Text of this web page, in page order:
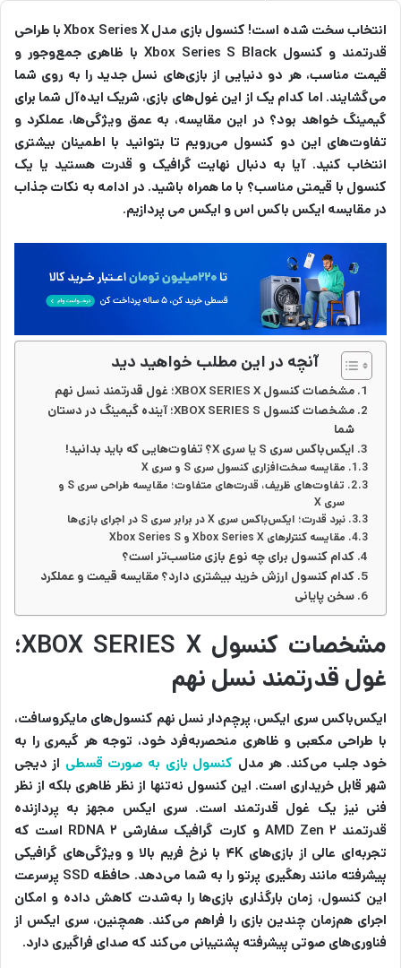
انتخاب سخت شده است! کنسول بازی مدل Xbox Series X با طراحی
قدرتمند و کنسول Xbox Series S Black با ظاهری جمع‌وجور و
قیمت مناسب، هر دو دنیایی از بازی‌های نسل جدید را به روی شما
می‌گشایند. اما کدام یک از این غول‌های بازی، شریک ایده‌آل شما برای
گیمینگ خواهد بود؟ در این مقایسه، به عمق ویژگی‌ها، عملکرد و
تفاوت‌های این دو کنسول می‌رویم تا بتوانید با اطمینان بیشتری
انتخاب کنید. آیا به دنبال نهایت گرافیک و قدرت هستید یا یک
کنسول با قیمتی مناسب؟ با ما همراه باشید. در ادامه به نکات جذاب
در مقایسه ایکس باکس اس و ایکس می پردازیم.
آنچه در این مطلب خواهید دید
مشخصات کنسول XBOX SERIES X؛ غول قدرتمند نسل نهم
مشخصات کنسول XBOX SERIES S؛ آینده گیمینگ در دستان
شما
ایکس‌باکس سری S یا سری X؟ تفاوت‌هایی که باید بدانید!
مقایسه سخت‌افزاری کنسول سری S و سری X
تفاوت‌های ظریف، قدرت‌های متفاوت؛ مقایسه طراحی سری S و
سری X
نبرد قدرت؛ ایکس‌باکس سری X در برابر سری S در اجرای بازی‌ها
مقایسه کنترلرهای Xbox Series X و Xbox Series S
کدام کنسول برای چه نوع بازی مناسب‌تر است؟
کدام کنسول ارزش خرید بیشتری دارد؟ مقایسه قیمت و عملکرد
سخن پایانی
مشخصات کنسول XBOX SERIES X؛
غول قدرتمند نسل نهم
ایکس‌باکس سری ایکس، پرچم‌دار نسل نهم کنسول‌های مایکروسافت،
با طراحی مکعبی و ظاهری منحصربه‌فرد خود، توجه هر گیمری را به
خود جلب می‌کند. هر مدل کنسول بازی به صورت قسطی از دیجی
شهر قابل خریداری است. این کنسول نه‌تنها از نظر ظاهری بلکه از نظر
فنی نیز یک غول قدرتمند است. سری ایکس مجهز به پردازنده
قدرتمند AMD Zen ۲ و کارت گرافیک سفارشی RDNA ۲ است که
تجربه‌ای عالی از بازی‌های ۴K با نرخ فریم بالا و ویژگی‌های گرافیکی
پیشرفته مانند رهگیری پرتو را به شما می‌دهد. حافظه SSD پرسرعت
این کنسول، زمان بارگذاری بازی‌ها را به‌شدت کاهش داده و امکان
اجرای هم‌زمان چندین بازی را فراهم می‌کند. همچنین، سری ایکس از
فناوری‌های صوتی پیشرفته پشتیبانی می‌کند که صدای فراگیری دارد.